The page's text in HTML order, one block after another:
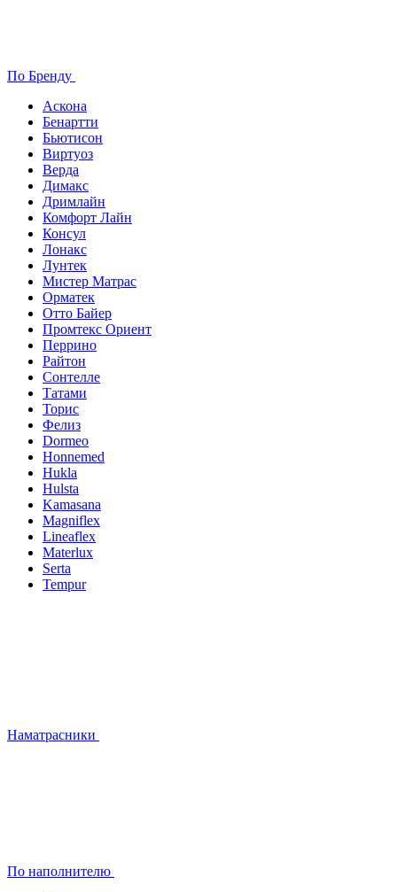
По Бренду
Аскона
Бенартти
Бьютисон
Виртуоз
Верда
Димакс
Дримлайн
Комфорт Лайн
Консул
Лонакс
Лунтек
Мистер Матрас
Орматек
Отто Байер
Промтекс Ориент
Перрино
Райтон
Сонтелле
Татами
Торис
Фелиз
Dormeo
Honnemed
Hukla
Hulsta
Kamasana
Magniflex
Lineaflex
Materlux
Serta
Tempur
Наматрасники
По наполнителю